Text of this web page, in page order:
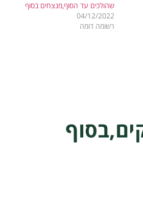
שהולכים עד הסוף,מנצחים בסוף
04/12/2022
רשומה דומה